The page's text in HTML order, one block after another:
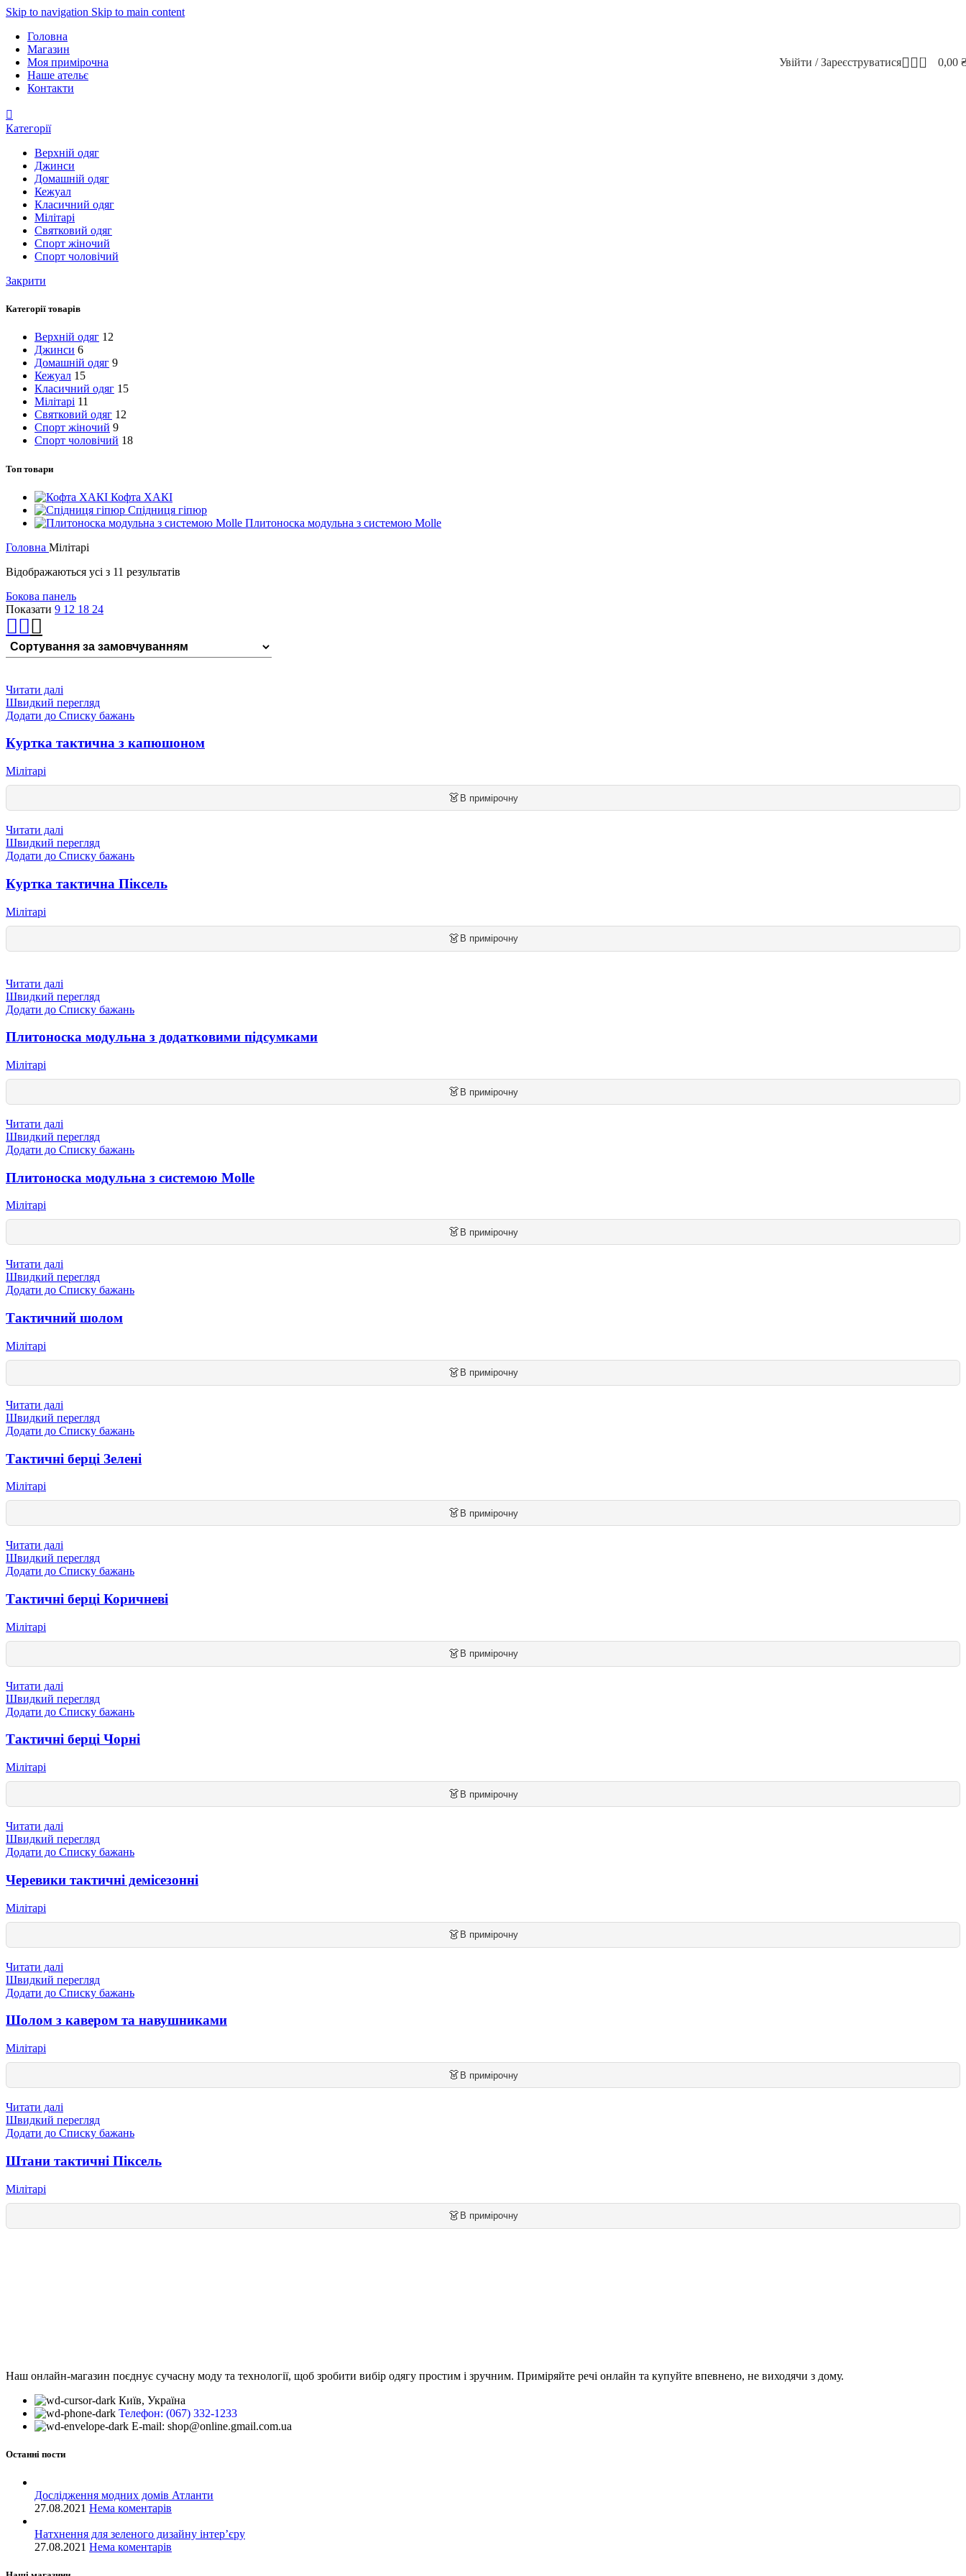
Skip to navigation Skip to main content
Головна
Магазин
Моя примірочна
Наше ательє
Контакти
Увійти / Зареєструватися 0 0,00
Категорії
Верхній одяг
Джинси
Домашній одяг
Кежуал
Класичний одяг
Мілітарі
Святковий одяг
Спорт жіночий
Спорт чоловічий
Закрити
Категорії товарів
Верхній одяг 12
Джинси 6
Домашній одяг 9
Кежуал 15
Класичний одяг 15
Мілітарі 11
Святковий одяг 12
Спорт жіночий 9
Спорт чоловічий 18
Топ товари
Кофта ХАКІ
Спідниця гіпюр
Плитоноска модульна з системою Molle
Головна Мілітарі
Відображаються усі з 11 результатів
Бокова панель
Показати 9 12 18 24
Читати далі
Швидкий перегляд
Додати до Списку бажань
Куртка тактична з капюшоном
Мілітарі
👗 В примірочну
Читати далі
Швидкий перегляд
Додати до Списку бажань
Куртка тактична Піксель
Мілітарі
👗 В примірочну
Читати далі
Швидкий перегляд
Додати до Списку бажань
Плитоноска модульна з додатковими підсумками
Мілітарі
👗 В примірочну
Читати далі
Швидкий перегляд
Додати до Списку бажань
Плитоноска модульна з системою Molle
Мілітарі
👗 В примірочну
Читати далі
Швидкий перегляд
Додати до Списку бажань
Тактичний шолом
Мілітарі
👗 В примірочну
Читати далі
Швидкий перегляд
Додати до Списку бажань
Тактичні берці Зелені
Мілітарі
👗 В примірочну
Читати далі
Швидкий перегляд
Додати до Списку бажань
Тактичні берці Коричневі
Мілітарі
👗 В примірочну
Читати далі
Швидкий перегляд
Додати до Списку бажань
Тактичні берці Чорні
Мілітарі
👗 В примірочну
Читати далі
Швидкий перегляд
Додати до Списку бажань
Черевики тактичні демісезонні
Мілітарі
👗 В примірочну
Читати далі
Швидкий перегляд
Додати до Списку бажань
Шолом з кавером та навушниками
Мілітарі
👗 В примірочну
Читати далі
Швидкий перегляд
Додати до Списку бажань
Штани тактичні Піксель
Мілітарі
👗 В примірочну
Наш онлайн-магазин поєднує сучасну моду та технології, щоб зробити вибір одягу простим і зручним. Приміряйте речі онлайн та купуйте впевнено, не виходячи з дому.
Київ, Україна
Телефон: (067) 332-1233
E-mail: shop@online.gmail.com.ua
Останні пости
Дослідження модних домів Атланти
27.08.2021 Нема коментарів
Натхнення для зеленого дизайну інтер’єру
27.08.2021 Нема коментарів